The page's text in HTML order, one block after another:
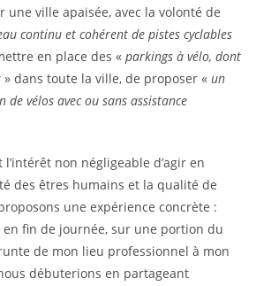
une ville apaisée, avec la volonté de
continu et cohérent de pistes cyclables
en place des «parkings à vélo, dont
» dans toute la ville, de proposer «un
de vélos avec ou sans assistance
non négligeable d’agir en
des êtres humains et la qualité de
une expérience concrète :
en fin de journée, sur une portion du
de mon lieu professionnel à mon
débuterions en partageant